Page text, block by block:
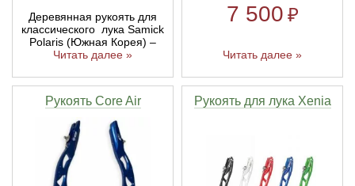
Деревянная рукоять для
классического лука Samick
Polaris (Южная Корея) –
Читать далее »
7 500 ₽
Читать далее »
Рукоять Core Air Рукоять для лука Xenia